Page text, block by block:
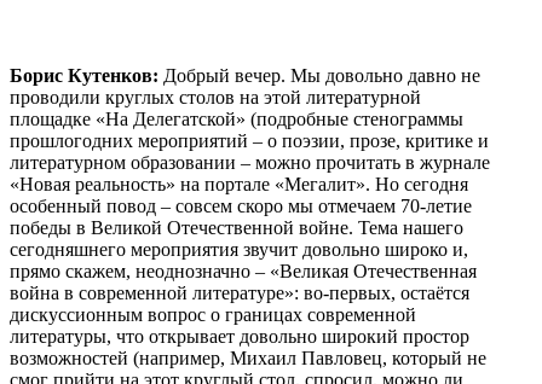
Борис Кутенков: Добрый вечер. Мы довольно давно не
проводили круглых столов на этой литературной
площадке «На Делегатской» (подробные стенограммы
прошлогодних мероприятий – о поэзии, прозе, критике и
литературном образовании – можно прочитать в журнале
«Новая реальность» на портале «Мегалит». Но сегодня
особенный повод – совсем скоро мы отмечаем 70-летие
победы в Великой Отечественной войне. Тема нашего
сегодняшнего мероприятия звучит довольно широко и,
прямо скажем, неоднозначно – «Великая Отечественная
война в современной литературе»: во-первых, остаётся
дискуссионным вопрос о границах современной
литературы, что открывает довольно широкий простор
возможностей (например, Михаил Павловец, который не
смог прийти на этот круглый стол, спросил, можно ли